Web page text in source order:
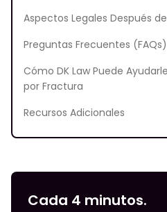
Aspectos Legales Después
Preguntas Frecuentes (FAQs)
Cómo DK Law Puede
por Fractura
Recursos Adicionales
Cada 4 minutos.